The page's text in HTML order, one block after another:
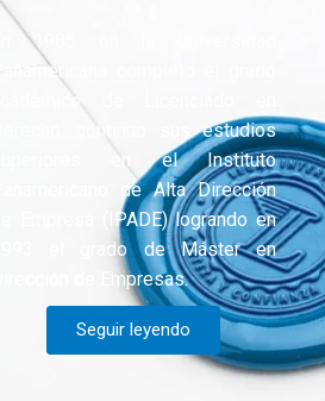
En 1985 en la Universidad
Panamericana completo el grado
académico de Licenciado en
Derecho, continuo sus estudios
superiores en el Instituto
Panamericano de Alta Dirección
de Empresa (IPADE) logrando en
1993 el grado de Máster en
Dirección de Empresas.
Seguir leyendo